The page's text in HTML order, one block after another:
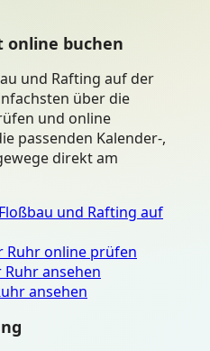
online buchen
und Rafting auf der
über die
und online
passenden Kalender-,
direkt am
und Rafting auf
Ruhr online prüfen
ansehen
ansehen